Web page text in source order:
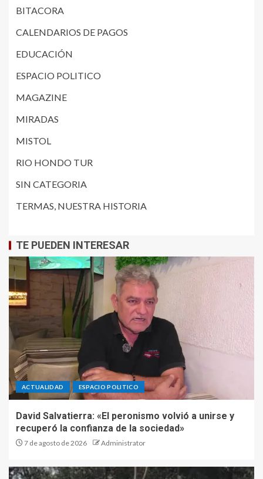
BITACORA
CALENDARIOS DE PAGOS
EDUCACIÓN
ESPACIO POLITICO
MAGAZINE
MIRADAS
MISTOL
RIO HONDO TUR
SIN CATEGORIA
TERMAS, NUESTRA HISTORIA
TE PUEDEN INTERESAR
ACTUALIDAD ESPACIO POLITICO
David Salvatierra: «El peronismo volvió a unirse y
recuperó la confianza de la sociedad»
7 de agosto de 2026 Administrator